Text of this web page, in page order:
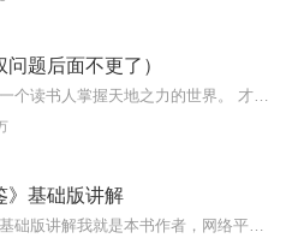
题后面不更了）
》基础版讲解